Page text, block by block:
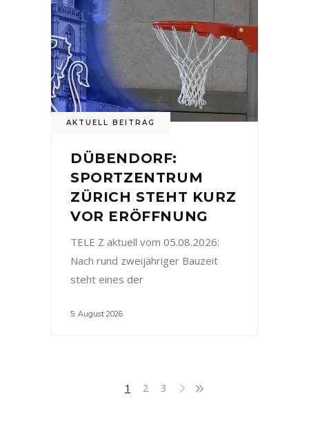
AKTUELL BEITRAG
DÜBENDORF:
SPORTZENTRUM
ZÜRICH STEHT KURZ
VOR ERÖFFNUNG
TELE Z aktuell vom 05.08.2026:
Nach rund zweijähriger Bauzeit
steht eines der
5. August 2026
1 2 3